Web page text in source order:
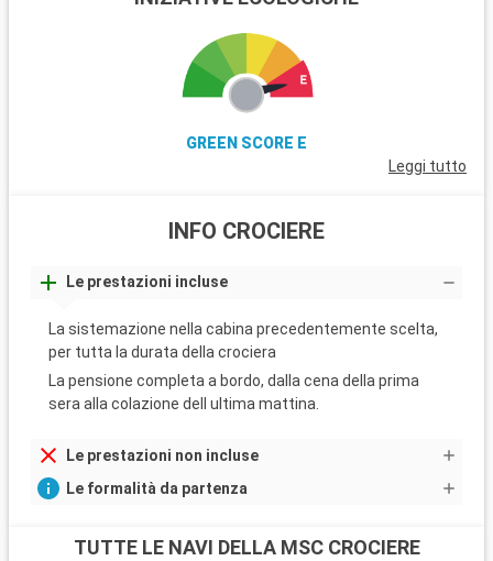
GREEN SCORE E
Leggi tutto
INFO CROCIERE
Le prestazioni incluse
La sistemazione nella cabina precedentemente scelta,
per tutta la durata della crociera
La pensione completa a bordo, dalla cena della prima
sera alla colazione dell ultima mattina.
Le prestazioni non incluse
Le formalità da partenza
TUTTE LE NAVI DELLA MSC CROCIERE